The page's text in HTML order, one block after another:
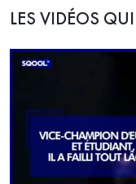
LES VIDÉOS